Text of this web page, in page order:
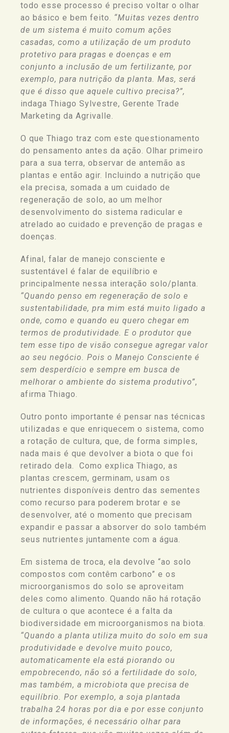
todo esse processo é preciso voltar o olhar
ao básico e bem feito. “Muitas vezes dentro
de um sistema é muito comum ações
casadas, como a utilização de um produto
protetivo para pragas e doenças e em
conjunto a inclusão de um fertilizante, por
exemplo, para nutrição da planta. Mas, será
que é disso que aquele cultivo precisa?”,
indaga Thiago Sylvestre, Gerente Trade
Marketing da Agrivalle.
O que Thiago traz com este questionamento
do pensamento antes da ação. Olhar primeiro
para a sua terra, observar de antemão as
plantas e então agir. Incluindo a nutrição que
ela precisa, somada a um cuidado de
regeneração de solo, ao um melhor
desenvolvimento do sistema radicular e
atrelado ao cuidado e prevenção de pragas e
doenças.
Afinal, falar de manejo consciente e
sustentável é falar de equilíbrio e
principalmente nessa interação solo/planta.
“Quando penso em regeneração de solo e
sustentabilidade, pra mim está muito ligado a
onde, como e quando eu quero chegar em
termos de produtividade. E o produtor que
tem esse tipo de visão consegue agregar valor
ao seu negócio. Pois o Manejo Consciente é
sem desperdício e sempre em busca de
melhorar o ambiente do sistema produtivo”,
afirma Thiago.
Outro ponto importante é pensar nas técnicas
utilizadas e que enriquecem o sistema, como
a rotação de cultura, que, de forma simples,
nada mais é que devolver a biota o que foi
retirado dela.
Como explica Thiago, as
plantas crescem, germinam, usam os
nutrientes disponíveis dentro das sementes
como recurso para poderem brotar e se
desenvolver, até o momento que precisam
expandir e passar a absorver do solo também
seus nutrientes juntamente com a água.
Em sistema de troca, ela devolve “ao solo
compostos com contêm carbono” e os
microorganismos do solo se aproveitam
deles como alimento. Quando não há rotação
de cultura o que acontece é a falta da
biodiversidade em microorganismos na biota.
“Quando a planta utiliza muito do solo em sua
produtividade e devolve muito pouco,
automaticamente ela está piorando ou
empobrecendo, não só a fertilidade do solo,
mas também, a microbiota que precisa de
equilíbrio. Por exemplo, a soja plantada
trabalha 24 horas por dia e por esse conjunto
de informações, é necessário olhar para